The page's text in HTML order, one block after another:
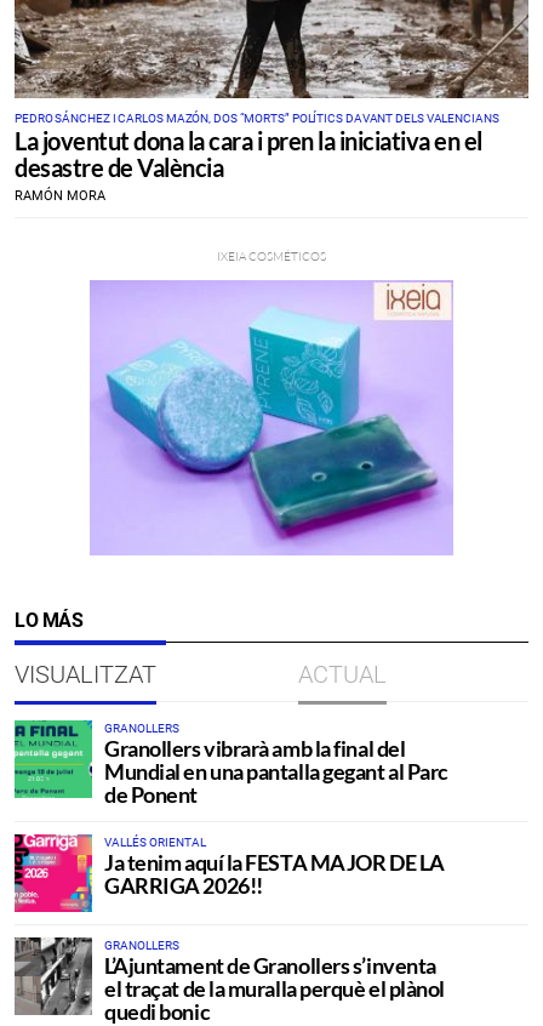
PEDRO SÁNCHEZ I CARLOS MAZÓN, DOS “MORTS” POLÍTICS DAVANT DELS VALENCIANS
La joventut dona la cara i pren la iniciativa en el
desastre de València
RAMÓN MORA
LO MÁS
VISUALITZAT ACTUAL
GRANOLLERS
Granollers vibrarà amb la final del
Mundial en una pantalla gegant al Parc
de Ponent
VALLÉS ORIENTAL
Ja tenim aquí la FESTA MAJOR DE LA
GARRIGA 2026!!
GRANOLLERS
L’Ajuntament de Granollers s’inventa
el traçat de la muralla perquè el plànol
quedi bonic